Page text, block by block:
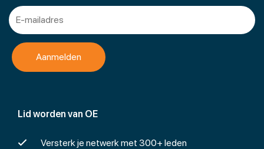
Lid worden van OE
Versterk je netwerk met 300+ leden